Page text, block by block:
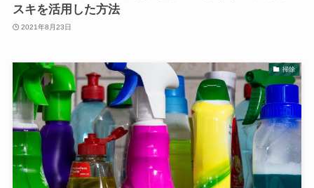
スキを活用した方法
2021年8月23日
掃除